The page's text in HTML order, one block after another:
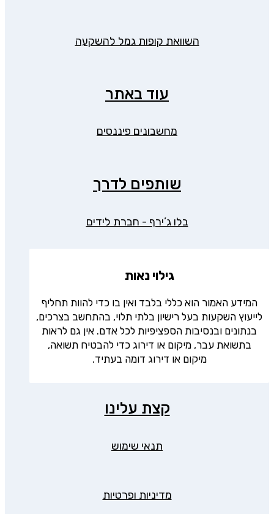
השוואת קופות גמל להשקעה
עוד באתר
מחשבונים פיננסים
שותפים לדרך
בלו ג’ירף - חברת לידים
גילוי נאות
המידע האמור הוא כללי בלבד ואין בו כדי להוות תחליף
לייעוץ השקעות בעל רישיון בלתי תלוי, בהתחשב בצרכים,
בנתונים ובנסיבות הספציפיות לכל אדם. אין גם לראות
בתשואת עבר, מיקום או דירוג כדי להבטיח תשואה,
מיקום או דירוג דומה בעתיד.
קצת עלינו
תנאי שימוש
מדיניות ופרטיות